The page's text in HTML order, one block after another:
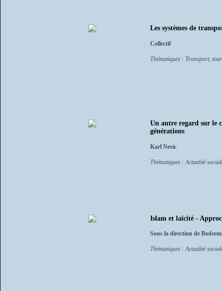
Les systèmes de
Collectif
Thématiques : Transport,
Un autre regard sur le
générations
Karl Nesic
Thématiques : Actualité
Islam et laïcité -
Sous la direction de
Thématiques : Actualité